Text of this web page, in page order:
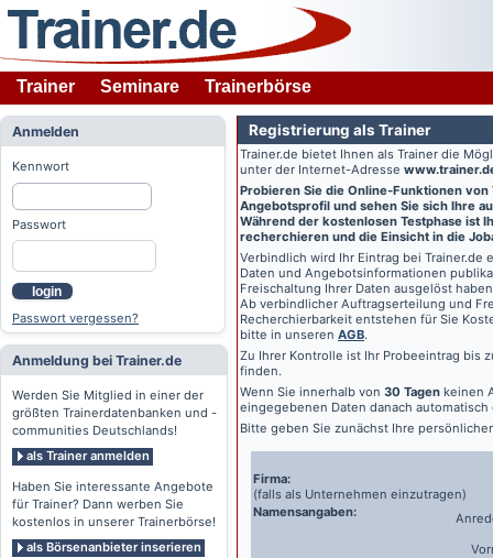
Trainer Seminare Trainerbörse
Anmelden
Kennwort
Passwort
login
Passwort vergessen?
Anmeldung bei Trainer.de
Werden Sie Mitglied in einer der
größten Trainerdatenbanken und -
communities Deutschlands!
als Trainer anmelden
Haben Sie interessante Angebote
für Trainer? Dann werben Sie
kostenlos in unserer Trainerbörse!
als Börsenanbieter inserieren
Registrierung als Trainer
Trainer.de bietet Ihnen als Trainer die
unter der Internet-Adresse
Probieren Sie die Online-Funktionen von
Angebotsprofil und sehen Sie sich Ihre
Während der kostenlosen Testphase ist
recherchieren und die Einsicht in die
Verbindlich wird Ihr Eintrag bei Trainer.de
Daten und Angebotsinformationen
Freischaltung Ihrer Daten ausgelöst
Ab verbindlicher Auftragserteilung und
Recherchierbarkeit entstehen für Sie
bitte in unseren AGB.
Zu Ihrer Kontrolle ist Ihr Probeeintrag bis
finden.
Wenn Sie innerhalb von 30 Tagen keinen
eingegebenen Daten danach automatisch
Bitte geben Sie zunächst Ihre
Firma:
(falls als Unternehmen einzutragen)
Namensangaben: